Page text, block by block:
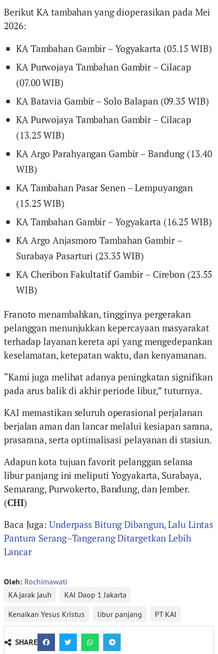
Berikut KA tambahan yang dioperasikan pada Mei
2026:
KA Tambahan Gambir – Yogyakarta (05.15 WIB)
KA Purwojaya Tambahan Gambir – Cilacap
(07.00 WIB)
KA Batavia Gambir – Solo Balapan (09.35 WIB)
KA Purwojaya Tambahan Gambir – Cilacap
(13.25 WIB)
KA Argo Parahyangan Gambir – Bandung (13.40
WIB)
KA Tambahan Pasar Senen – Lempuyangan
(15.25 WIB)
KA Tambahan Gambir – Yogyakarta (16.25 WIB)
KA Argo Anjasmoro Tambahan Gambir –
Surabaya Pasarturi (23.35 WIB)
KA Cheribon Fakultatif Gambir – Cirebon (23.55
WIB)
Franoto menambahkan, tingginya pergerakan
pelanggan menunjukkan kepercayaan masyarakat
terhadap layanan kereta api yang mengedepankan
keselamatan, ketepatan waktu, dan kenyamanan.
“Kami juga melihat adanya peningkatan signifikan
pada arus balik di akhir periode libur,” tuturnya.
KAI memastikan seluruh operasional perjalanan
berjalan aman dan lancar melalui kesiapan sarana,
prasarana, serta optimalisasi pelayanan di stasiun.
Adapun kota tujuan favorit pelanggan selama
libur panjang ini meliputi Yogyakarta, Surabaya,
Semarang, Purwokerto, Bandung, dan Jember.
(CHI)
Baca Juga: Underpass Bitung Dibangun, Lalu Lintas
Pantura Serang–Tangerang Ditargetkan Lebih
Lancar
Oleh: Rochimawati
KA jarak jauh
KAI Daop 1 Jakarta
Kenaikan Yesus Kristus
libur panjang PT KAI
SHARE